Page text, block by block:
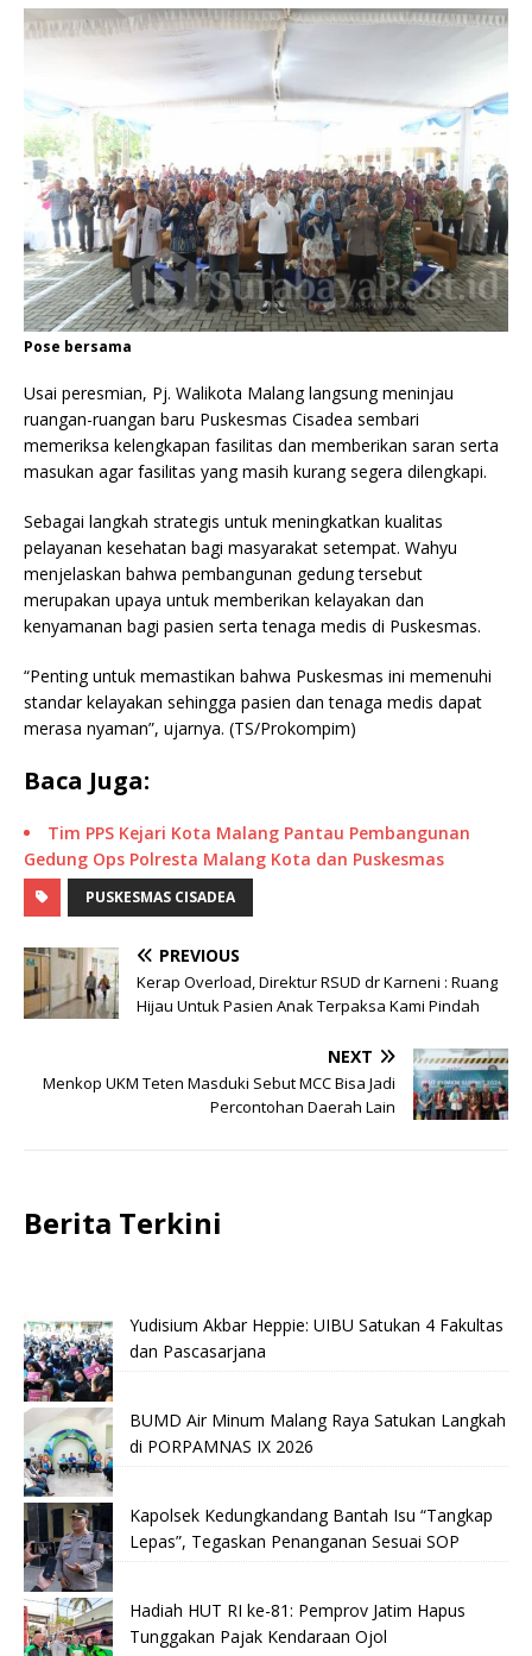
Pose bersama
Usai peresmian, Pj. Walikota Malang langsung meninjau
ruangan-ruangan baru Puskesmas Cisadea sembari
memeriksa kelengkapan fasilitas dan memberikan saran serta
masukan agar fasilitas yang masih kurang segera dilengkapi.
Sebagai langkah strategis untuk meningkatkan kualitas
pelayanan kesehatan bagi masyarakat setempat. Wahyu
menjelaskan bahwa pembangunan gedung tersebut
merupakan upaya untuk memberikan kelayakan dan
kenyamanan bagi pasien serta tenaga medis di Puskesmas.
“Penting untuk memastikan bahwa Puskesmas ini memenuhi
standar kelayakan sehingga pasien dan tenaga medis dapat
merasa nyaman”, ujarnya. (TS/Prokompim)
Baca Juga:
Tim PPS Kejari Kota Malang Pantau Pembangunan
Gedung Ops Polresta Malang Kota dan Puskesmas
PUSKESMAS CISADEA
PREVIOUS
Kerap Overload, Direktur RSUD dr Karneni : Ruang
Hijau Untuk Pasien Anak Terpaksa Kami Pindah
NEXT
Menkop UKM Teten Masduki Sebut MCC Bisa Jadi
Percontohan Daerah Lain
Berita Terkini
Yudisium Akbar Heppie: UIBU Satukan 4 Fakultas
dan Pascasarjana
BUMD Air Minum Malang Raya Satukan Langkah
di PORPAMNAS IX 2026
Kapolsek Kedungkandang Bantah Isu “Tangkap
Lepas”, Tegaskan Penanganan Sesuai SOP
Hadiah HUT RI ke-81: Pemprov Jatim Hapus
Tunggakan Pajak Kendaraan Ojol